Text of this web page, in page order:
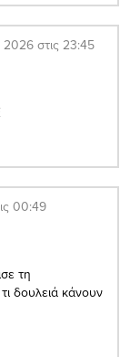
στις 23:45
00:49
τη
δουλειά κάνουν